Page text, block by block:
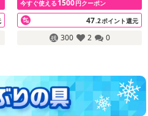
今すぐ使える 1500円クーポン
47.2ポイント還元
300 2 0